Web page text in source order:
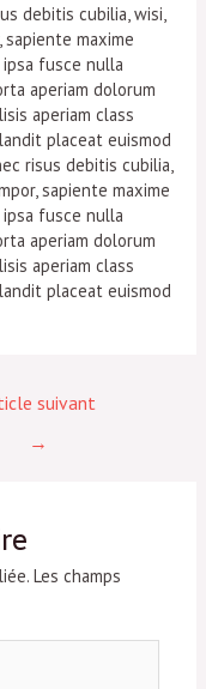
debitis cubilia, wisi,
maxime
fusce nulla
aperiam dolorum
aperiam class
placeat euismod
risus debitis cubilia,
sapiente maxime
fusce nulla
aperiam dolorum
aperiam class
placeat euismod
suivant
→
Les champs